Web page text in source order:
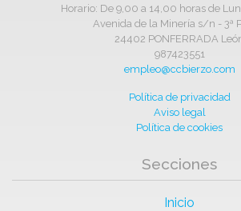
Horario: De 9,00 a 14,00 horas de
Avenida de la Minería s/n - 3ª
24402 PONFERRADA
987423551
empleo@ccbierzo.com
Política de privacidad
Aviso legal
Política de cookies
Secciones
Inicio